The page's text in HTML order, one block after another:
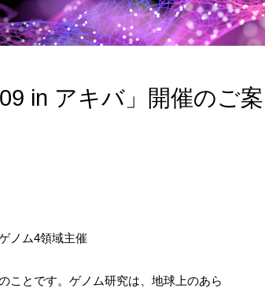
in アキバ」開催のご
ノム4領域主催
ことです。ゲノム研究は、地球上のあら